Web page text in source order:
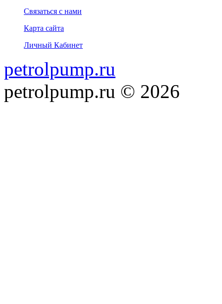
Связаться с нами
Карта сайта
Личный Кабинет
petrolpump.ru
petrolpump.ru © 2026